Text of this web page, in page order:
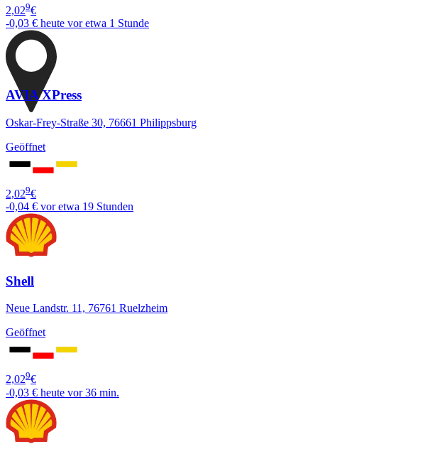
2,029€
-0,03 € heute vor etwa 1 Stunde
AVIA XPress
Oskar-Frey-Straße 30, 76661 Philippsburg
Geöffnet
2,029€
-0,04 € vor etwa 19 Stunden
Shell
Neue Landstr. 11, 76761 Ruelzheim
Geöffnet
2,029€
-0,03 € heute vor 36 min.